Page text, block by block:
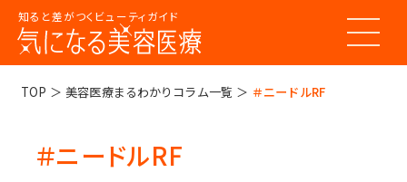
知ると差がつくビューティガイド
トップページ
美容医療ってなんだろう？
TOP 美容医療まるわかりコラム一覧 ＃ニードルRF
＃ニードルRF